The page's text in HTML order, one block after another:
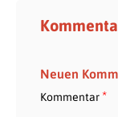
Neuen
Kommentar*